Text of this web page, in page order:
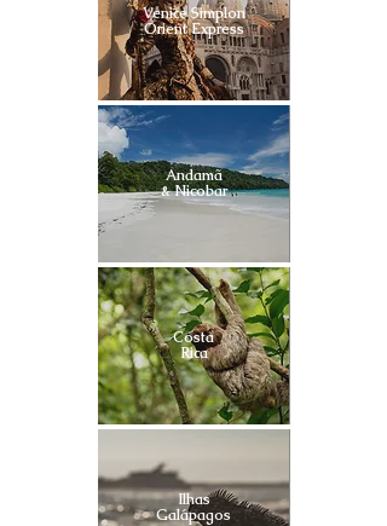
Venice Simplon
Orient Express
Andamã
& Nicobar
Costa
Rica
Ilhas
Galápagos